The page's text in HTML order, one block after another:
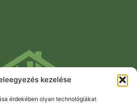
kezelése
érdekében olyan technológiákat